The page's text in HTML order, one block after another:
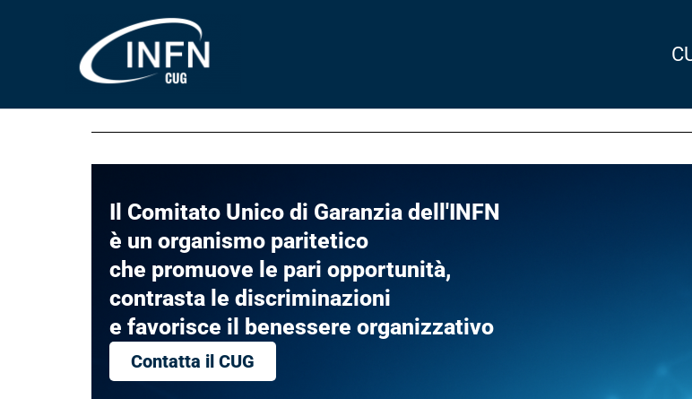
Il Comitato Unico di Garanzia dell'INFN
è un organismo paritetico
che promuove le pari opportunità,
contrasta le discriminazioni
e favorisce il benessere organizzativo
Contatta il CUG